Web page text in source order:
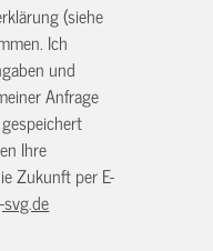
(siehe
Ich
und
Anfrage
Ihre
Zukunft per E-